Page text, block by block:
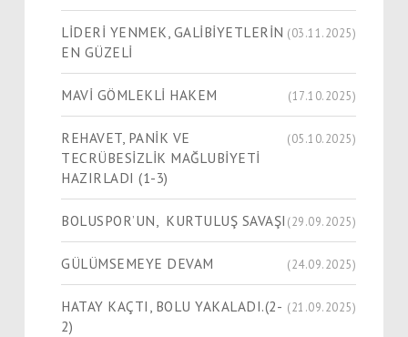
LİDERİ YENMEK, GALİBİYETLERİN
EN GÜZELİ
(03.11.2025)
MAVİ GÖMLEKLİ HAKEM (17.10.2025)
REHAVET, PANİK VE
TECRÜBESİZLİK MAĞLUBİYETİ
HAZIRLADI (1-3)
(05.10.2025)
BOLUSPOR’UN, KURTULUŞ SAVAŞI (29.09.2025)
GÜLÜMSEMEYE DEVAM (24.09.2025)
HATAY KAÇTI, BOLU YAKALADI.(2-
2)
(21.09.2025)